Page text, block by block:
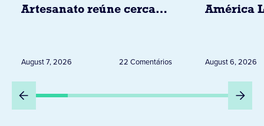
Artesanato reúne cerca
August 7, 2026 22 Comentários
América
Peru
August 6, 2026